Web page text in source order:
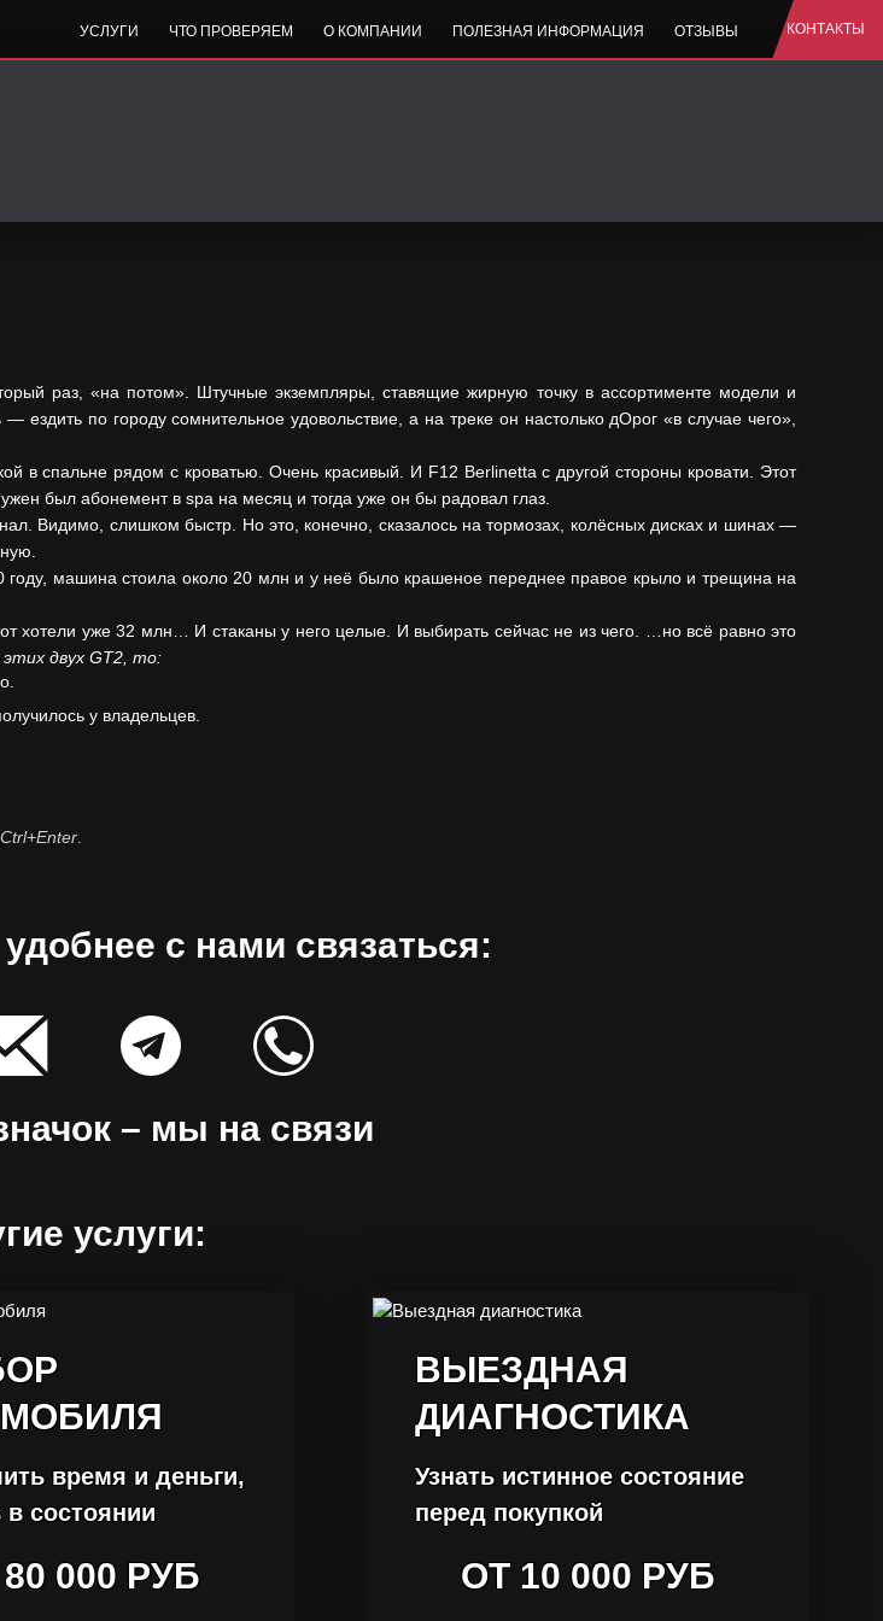
УСЛУГИ ЧТО ПРОВЕРЯЕМ О КОМПАНИИ ПОЛЕЗНАЯ ИНФОРМАЦИЯ ОТЗЫВЫ КОНТАКТЫ
раз, «на потом». Штучные экземпляры, ставящие жирную точку в ассортименте модели и
по городу сомнительное удовольствие, а на треке он настолько дОрог «в случае чего»,
в спальне рядом с кроватью. Очень красивый. И F12 Berlinetta с другой стороны кровати. Этот
был абонемент в spa на месяц и тогда уже он бы радовал глаз.
Видимо, слишком быстр. Но это, конечно, сказалось на тормозах, колёсных дисках и шинах —
машина стоила около 20 млн и у неё было крашеное переднее правое крыло и трещина на
хотели уже 32 млн… И стаканы у него целые. И выбирать сейчас не из чего. …но всё равно это
двух GT2, то:
у владельцев.
Ctrl+Enter.
с нами связаться:
– мы на связи
услуги:
время и деньги,
состоянии
000 РУБ
ВЫЕЗДНАЯ
ДИАГНОСТИКА
Узнать истинное состояние
перед покупкой
ОТ 10 000 РУБ